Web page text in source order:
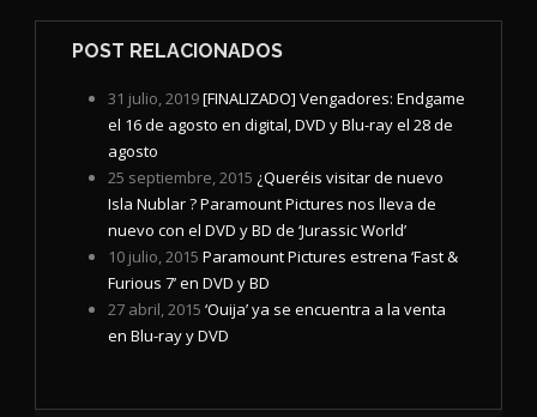
POST RELACIONADOS
31 julio, 2019[FINALIZADO] Vengadores: Endgame
el 16 de agosto en digital, DVD y Blu-ray el 28 de
agosto
25 septiembre, 2015 ¿Queréis visitar de nuevo
Isla Nublar ? Paramount Pictures nos lleva de
nuevo con el DVD y BD de ‘Jurassic World’
10 julio, 2015 Paramount Pictures estrena ‘Fast &
Furious 7’ en DVD y BD
27 abril, 2015 ‘Ouija’ ya se encuentra a la venta
en Blu-ray y DVD